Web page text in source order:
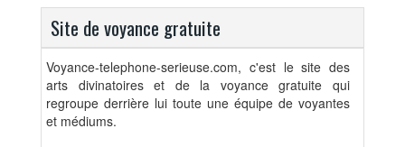
Site de voyance gratuite
Voyance-telephone-serieuse.com, c'est le site des
arts divinatoires et de la voyance gratuite qui
regroupe derrière lui toute une équipe de voyantes
et médiums.